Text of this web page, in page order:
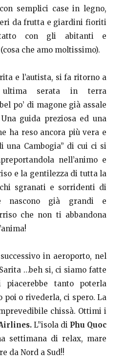
semplici case in legno,
da frutta e giardini fioriti
con gli abitanti e
che amo moltissimo).
e l’autista, si fa ritorno a
ultima serata in terra
po’ di magone già assale
guida preziosa ed una
ha reso ancora più vera e
una Cambogia” di cui ci si
nell’animo e
e la gentilezza di tutta la
sgranati e sorridenti di
nascono già grandi e
che non ti abbandona
in aeroporto, nel
…beh si, ci siamo fatte
tanto poterla
poi o rivederla, ci spero. La
chissà. Ottimi i
L’’isola di Phu Quoc
settimana di relax, mare
da Nord a Sud!!